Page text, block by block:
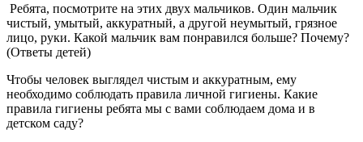
Ребята, посмотрите на этих двух мальчиков. Один мальчик
чистый, умытый, аккуратный, а другой неумытый, грязное
лицо, руки. Какой мальчик вам понравился больше? Почему?
(Ответы детей)
Чтобы человек выглядел чистым и аккуратным, ему
необходимо соблюдать правила личной гигиены. Какие
правила гигиены ребята мы с вами соблюдаем дома и в
детском саду?